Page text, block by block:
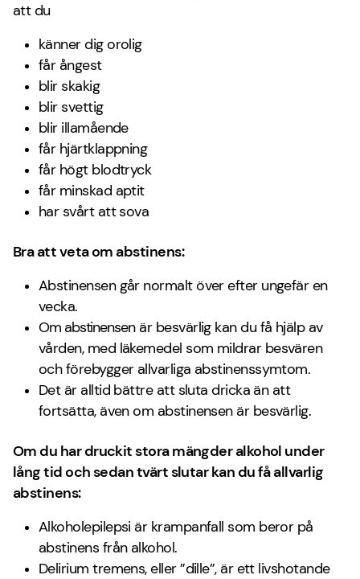
att du
känner dig orolig
får ångest
blir skakig
blir svettig
blir illamående
får hjärtklappning
får högt blodtryck
får minskad aptit
har svårt att sova
Bra att veta om abstinens:
Abstinensen går normalt över efter ungefär en
vecka.
Om abstinensen är besvärlig kan du få hjälp av
vården, med läkemedel som mildrar besvären
och förebygger allvarliga abstinenssymtom.
Det är alltid bättre att sluta dricka än att
fortsätta, även om abstinensen är besvärlig.
Om du har druckit stora mängder alkohol under
lång tid och sedan tvärt slutar kan du få allvarlig
abstinens:
Alkoholepilepsi är krampanfall som beror på
abstinens från alkohol.
Delirium tremens, eller ”dille”, är ett livshotande